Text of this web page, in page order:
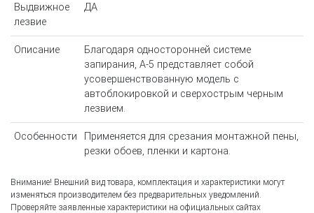
Выдвижное
лезвие
ДА
Описание
Благодаря односторонней системе
запирания, A-5 представляет собой
усовершенствованную модель с
автоблокировкой и сверхострым черным
лезвием.
Особенности
Применяется для срезания монтажной пены,
резки обоев, пленки и картона.
Внимание! Внешний вид товара, комплектация и характеристики могут
изменяться производителем без предварительных уведомлений.
Проверяйте заявленные характеристики на официальных сайтах